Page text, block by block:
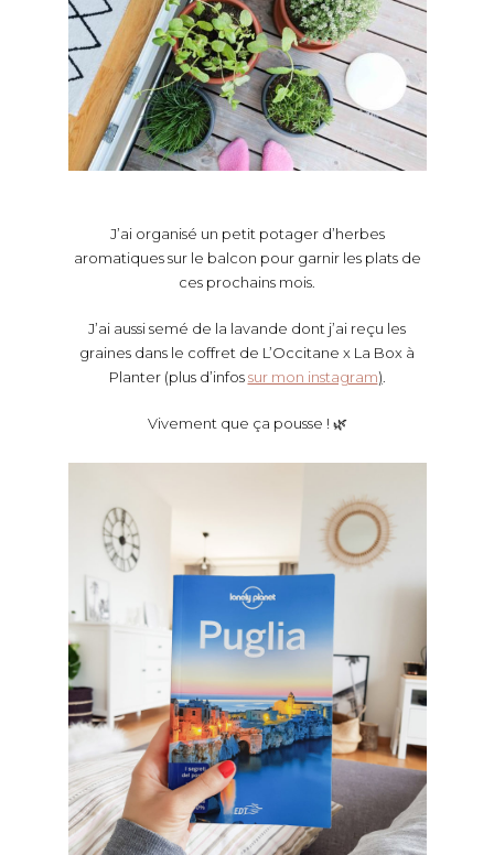
J’ai organisé un petit potager d’herbes
aromatiques sur le balcon pour garnir les plats de
ces prochains mois.
J’ai aussi semé de la lavande dont j’ai reçu les
graines dans le coffret de L’Occitane x La Box à
Planter (plus d’infossur mon instagram)
Vivement que ça pousse ! 🌿